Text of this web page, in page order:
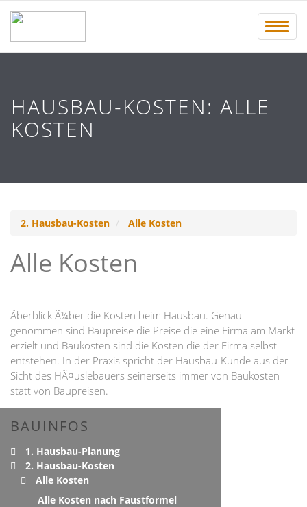
Menü
HAUSBAU-KOSTEN: ALLE
KOSTEN
2. Hausbau-Kosten Alle Kosten
Alle Kosten
Ãberblick Ã¼ber die Kosten beim Hausbau. Genau
genommen sind Baupreise die Preise die eine Firma am Markt
erzielt und Baukosten sind die Kosten die der Firma selbst
entstehen. In der Praxis spricht der Hausbau-Kunde aus der
Sicht des HÃ¤uslebauers seinerseits immer von Baukosten
statt von Baupreisen.
BAUINFOS
1. Hausbau-Planung
2. Hausbau-Kosten
Alle Kosten
Alle Kosten nach Faustformel